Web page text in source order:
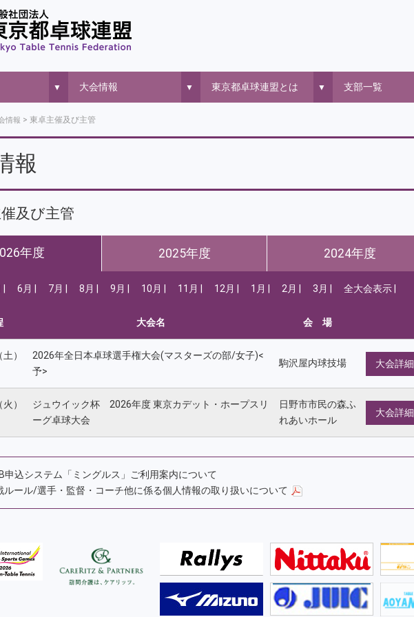
▼ 大会情報 ▼ 東京都卓球連盟とは ▼ 支部一覧
情報 東卓主催及び主管
報
及び主管
年度 2025年度 2024年度
6月 7月 8月 9月 10月 11月 12月 1月 2月 3月 全大会表示
大会名 会 場
）
2026年全日本卓球選手権大会(マスターズの部/女子)<
予>
駒沢屋内球技場 大会詳細
）
ジュウイック杯 2026年度 東京カデット・ホープスリ
ーグ卓球大会
日野市市民の森ふ
れあいホール
大会詳細
申込システム「ミングルス」ご利用案内について
ルール/選手・監督・コーチ他に係る個人情報の取り扱いについて